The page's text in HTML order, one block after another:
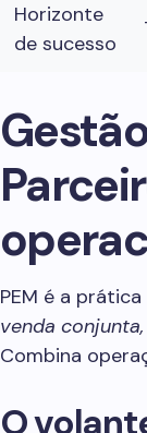
Horizonte
de sucesso
PEM é a
venda
Combina
O